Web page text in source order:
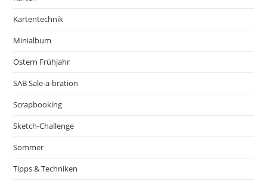
Kartentechnik
Minialbum
Ostern Frühjahr
SAB Sale-a-bration
Scrapbooking
Sketch-Challenge
Sommer
Tipps & Techniken